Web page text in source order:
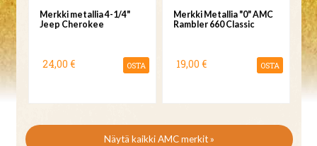
Merkki metallia 4-1/4"
Jeep Cherokee
24,00 € OSTA
Merkki Metallia "0" AMC
Rambler 660 Classic
19,00 € OSTA
Näytä kaikki AMC merkit »